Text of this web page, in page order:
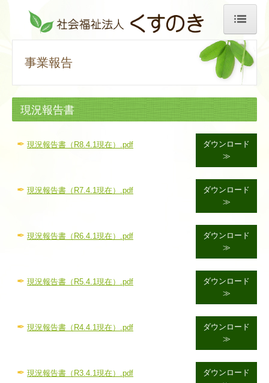
事業報告
更新履歴
お知らせ
サポータークラブ
事業報告
現況報告書
✒ 現況報告書（R8.4.1現在）.pdf
≫
✒ 現況報告書（R7.4.1現在）.pdf
≫
✒ 現況報告書（R6.4.1現在）.pdf
≫
✒ 現況報告書（R5.4.1現在）.pdf
≫
✒ 現況報告書（R4.4.1現在）.pdf
≫
✒ 現況報告書（R3.4.1現在）.pdf